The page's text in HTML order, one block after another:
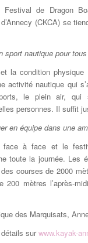
de Dragon
(CKCA) se
sport nautique pour tous
la condition
activité nautique qui
le plein air, qui
personnes. Il suffit
en équipe dans une
face à face et le
toute la journée. Les
courses de 2000
200 mètres l’après-
des Marquisats,
surwww.kayak-